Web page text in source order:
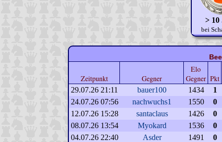
> 10
bei
Zeitpunkt Gegner
Elo
Gegner Pkt
29.07.26 21:11 bauer100 1434
1
24.07.26 07:56
nachwuchs1 1550
0
12.07.26 15:28
santaclaus 1426
0
08.07.26 13:54
Myokard 1536
0
04.07.26 22:40
Asder 1491
0